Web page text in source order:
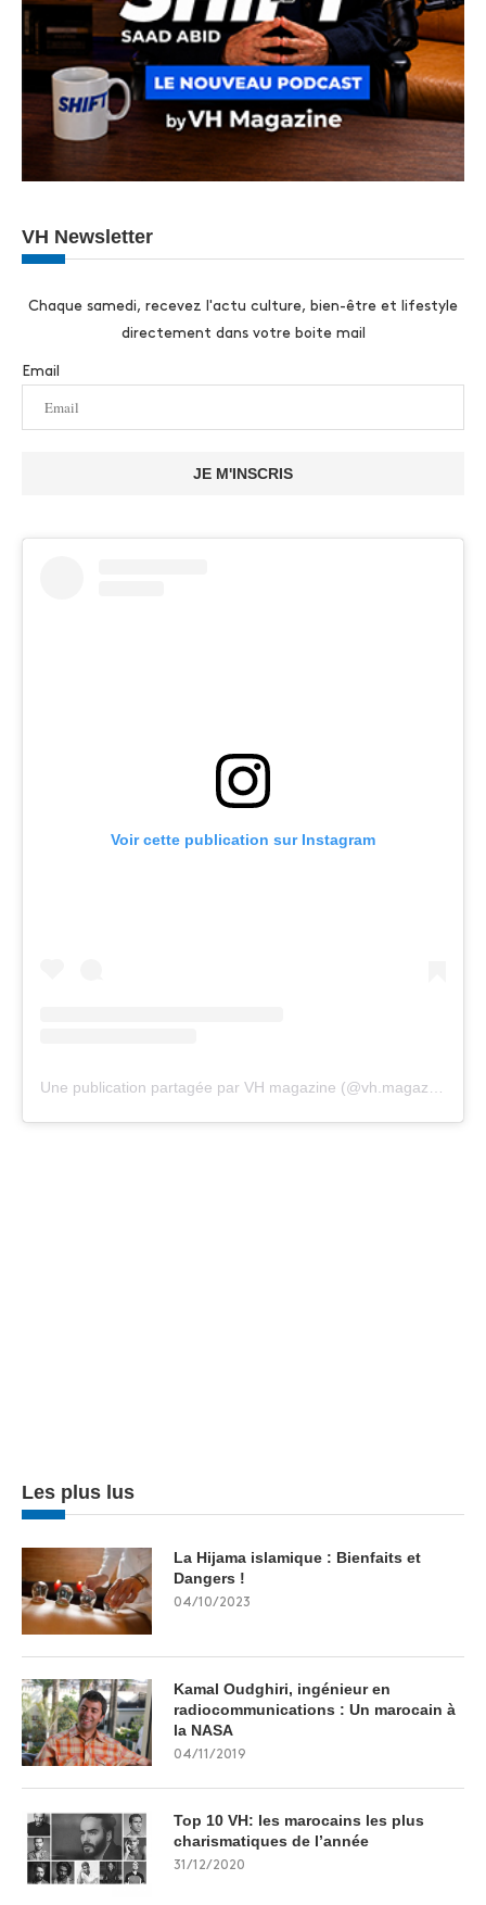
VH Newsletter
Chaque samedi, recevez l'actu culture, bien-être et lifestyle
directement dans votre boite mail
Email
JE M'INSCRIS
Voir cette publication sur Instagram
Une publication partagée par VH magazine (@vh.magazine)
Les plus lus
La Hijama islamique : Bienfaits et
Dangers !
04/10/2023
Kamal Oudghiri, ingénieur en
radiocommunications : Un marocain à
la NASA
04/11/2019
Top 10 VH: les marocains les plus
charismatiques de l’année
31/12/2020